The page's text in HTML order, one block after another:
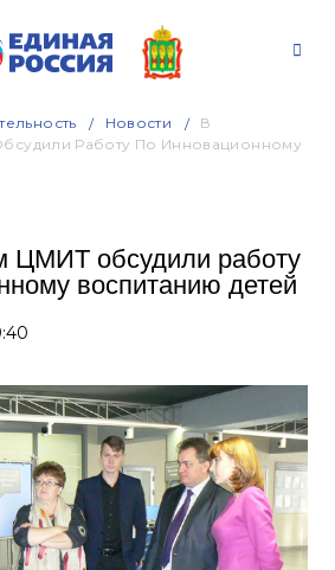
Новости
В
Работу По Инновационному
ЦМИТ обсудили работу
воспитанию детей